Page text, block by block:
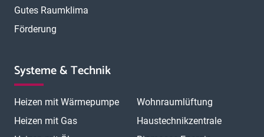
Gutes Raumklima
Förderung
Systeme & Technik
Heizen mit Wärmepumpe
Heizen mit Gas
Wohnraumlüftung
Haustechnikzentrale